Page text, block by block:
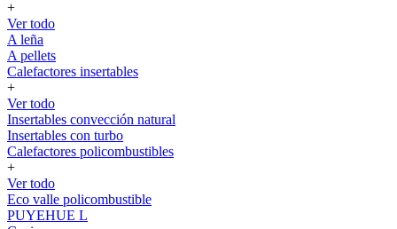
+
Ver todo
A leña
A pellets
Calefactores insertables
+
Ver todo
Insertables convección natural
Insertables con turbo
Calefactores policombustibles
+
Ver todo
Eco valle policombustible
PUYEHUE L